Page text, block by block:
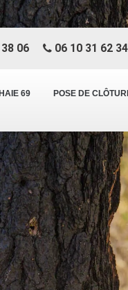
69 POSE DE
06 06 10 31 62 34